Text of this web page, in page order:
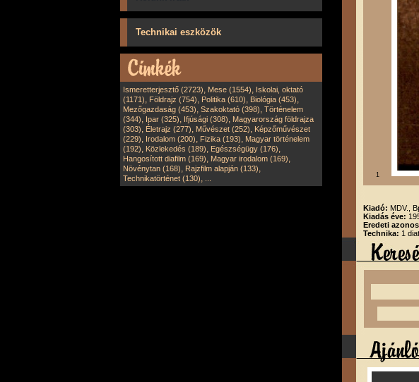
Technikai eszközök
Ismeretterjesztő (2723), Mese (1554), Iskolai, oktató
(1171), Földrajz (754), Politika (610), Biológia (453),
Mezőgazdaság (453), Szakoktató (398), Történelem
(344), Ipar (325), Ifjúsági (308), Magyarország földrajza
(303), Életrajz (277), Művészet (252), Képzőművészet
(229), Irodalom (200), Fizika (193), Magyar történelem
(192), Közlekedés (189), Egészségügy (176),
Hangosított diafilm (169), Magyar irodalom (169),
Növénytan (168), Rajzfilm alapján (133),
Technikatörténet (130), 1
Kiadó: MDV.,
Kiadás éve:
Eredeti
Technika: 1